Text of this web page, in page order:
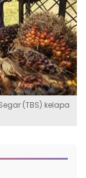
(TBS) kelapa